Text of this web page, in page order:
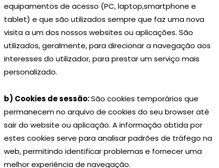
equipamentos de acesso (PC, laptop,smartphone e
tablet) e que são utilizados sempre que faz uma nova
visita a um dos nossos websites ou aplicações. São
utilizados, geralmente, para direcionar a navegação aos
interesses do utilizador, para prestar um serviço mais
personalizado.
b) Cookies de sessão:São cookies temporários que
permanecem no arquivo de cookies do seu browser até
sair do website ou aplicação. A informação obtida por
estes cookies serve para analisar padrões de tráfego na
web, permitindo identificar problemas e fornecer uma
melhor experiência de navegação.